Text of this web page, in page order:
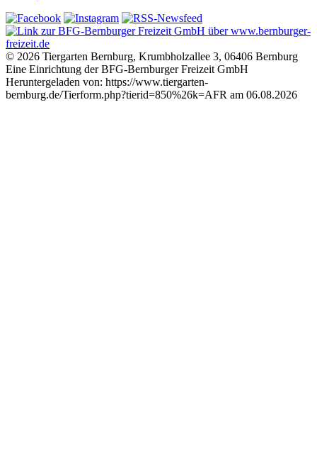
© 2026 Tiergarten Bernburg, Krumbholzallee 3, 06406 Bernburg
Eine Einrichtung der BFG-Bernburger Freizeit GmbH
Heruntergeladen von: https://www.tiergarten-
bernburg.de/Tierform.php?tierid=850%26k=AFR am 06.08.2026